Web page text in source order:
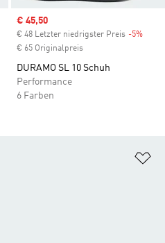
Sale price
€ 45,50
€ 48 Letzter niedrigster Preis -5%
€ 65 Originalpreis
DURAMO SL 10 Schuh
Performance
6 Farben